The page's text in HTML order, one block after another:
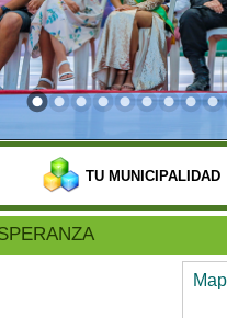
TU MUNICIPALIDAD